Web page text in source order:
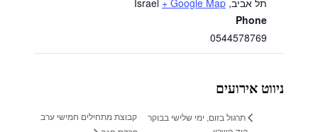
תל אביב,
Israel + Google Map
Phone
0544578769
ניווט אירועים
תרגול בזום, ימי שלישי בבוקר
קבוצת מתחילים חמישי ערב